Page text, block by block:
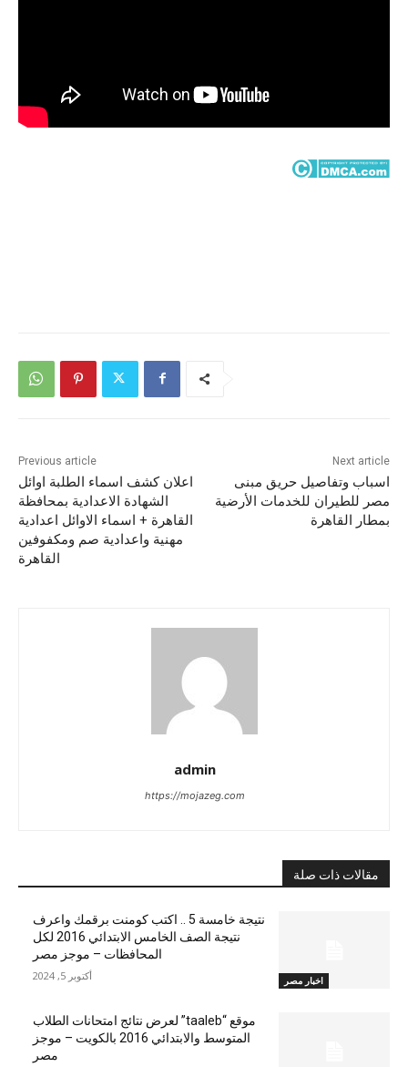
Previous article
اعلان كشف اسماء الطلبة اوائل
الشهادة الاعدادية بمحافظة
القاهرة + اسماء الاوائل اعدادية
مهنية واعدادية صم ومكفوفين
القاهرة
Next article
اسباب وتفاصيل حريق مبنى
مصر للطيران للخدمات الأرضية
بمطار القاهرة
admin
https://mojazeg.com
مقالات ذات صلة
اخبار مصر
نتيجة خامسة 5 .. اكتب كومنت برقمك واعرف
نتيجة الصف الخامس الابتدائي 2016 لكل
المحافظات – موجز مصر
أكتوبر 5, 2024
موقع “taaleb” لعرض نتائج امتحانات الطلاب
المتوسط والابتدائي 2016 بالكويت – موجز
مصر